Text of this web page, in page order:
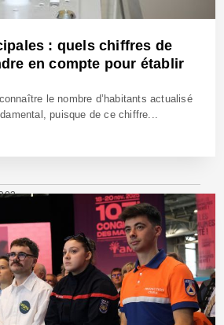
: quels chiffres de
en compte pour établir
le nombre d’habitants actualisé
puisque de ce chiffre...